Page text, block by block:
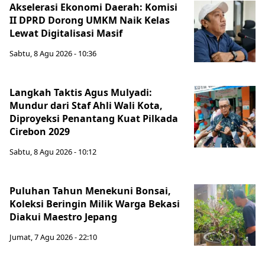
Akselerasi Ekonomi Daerah: Komisi
II DPRD Dorong UMKM Naik Kelas
Lewat Digitalisasi Masif
Sabtu, 8 Agu 2026 - 10:36
Langkah Taktis Agus Mulyadi:
Mundur dari Staf Ahli Wali Kota,
Diproyeksi Penantang Kuat Pilkada
Cirebon 2029
Sabtu, 8 Agu 2026 - 10:12
Puluhan Tahun Menekuni Bonsai,
Koleksi Beringin Milik Warga Bekasi
Diakui Maestro Jepang
Jumat, 7 Agu 2026 - 22:10